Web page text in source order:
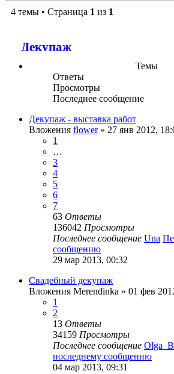
4 темы • Страница 1 из 1
Декупаж
Темы
Ответы
Просмотры
Последнее сообщение
Декупаж - выставка работ
Вложения flower» 27 янв 2012,
1
…
3
4
5
6
7
63 Ответы
136042 Просмотры
Последнее сообщение Una
сообщению
29 мар 2013, 00:32
Свадебный декупаж
Вложения Merendinka » 01 фев
1
2
13 Ответы
34159 Просмотры
Последнее сообщение Olga_B
последнему сообщению
04 мар 2013, 09:31